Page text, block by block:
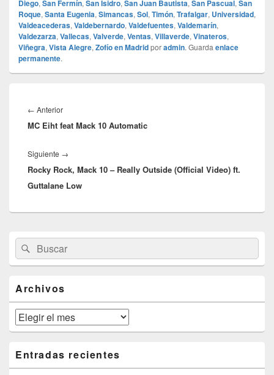
Diego, San Fermín, San Isidro, San Juan Bautista, San Pascual, San
Roque, Santa Eugenia, Simancas, Sol, Timón, Trafalgar, Universidad,
Valdeacederas, Valdebernardo, Valdefuentes, Valdemarín,
Valdezarza, Vallecas, Valverde, Ventas, Villaverde, Vinateros,
Viñegra, Vista Alegre, Zofío en Madridporadmin. Guarda enlace
permanente.
de
entradas
← AnteriorEntrada
anterior:
MC Eiht feat Mack 10 Automatic
Siguiente →
siguiente:
Rocky Rock, Mack 10 – Really Outside (Official Video) ft.
Guttalane Low
área
de
widget
lateral
primaria
Buscar
por:
Buscar
Archivos
Archivos
Entradas recientes